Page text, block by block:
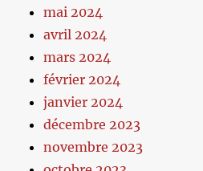
mai 2024
avril 2024
mars 2024
février 2024
janvier 2024
décembre 2023
novembre 2023